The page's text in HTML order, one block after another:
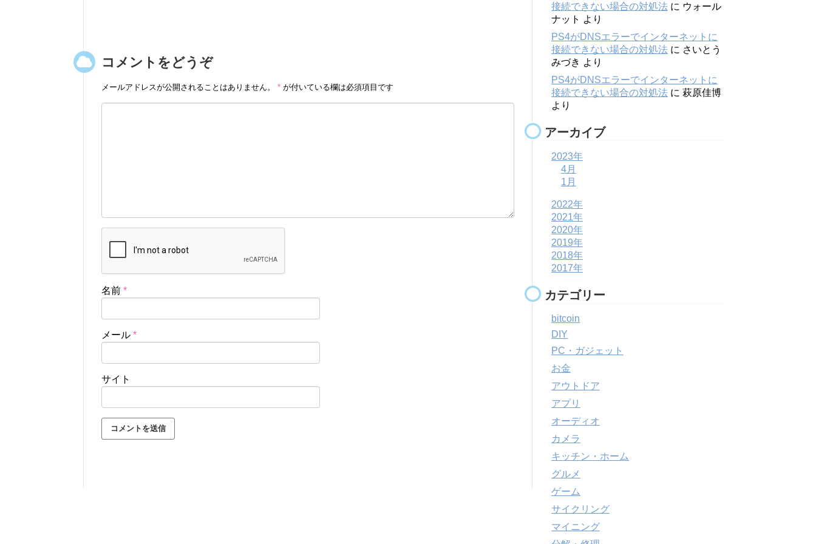
コメントをどうぞ
メールアドレスが公開されることはありません。 * が付いている欄は必須項目です
名前 *
メール *
サイト
接続できない場合の対処法 に ウォール
ナット より
PS4がDNSエラーでインターネットに
接続できない場合の対処法 に さいとう
みづき より
PS4がDNSエラーでインターネットに
接続できない場合の対処法 に 萩原佳博
より
アーカイブ
2023年
4月
1月
2022年
2021年
2020年
2019年
2018年
2017年
カテゴリー
bitcoin
DIY
PC・ガジェット
お金
アウトドア
アプリ
オーディオ
カメラ
キッチン・ホーム
グルメ
ゲーム
サイクリング
マイニング